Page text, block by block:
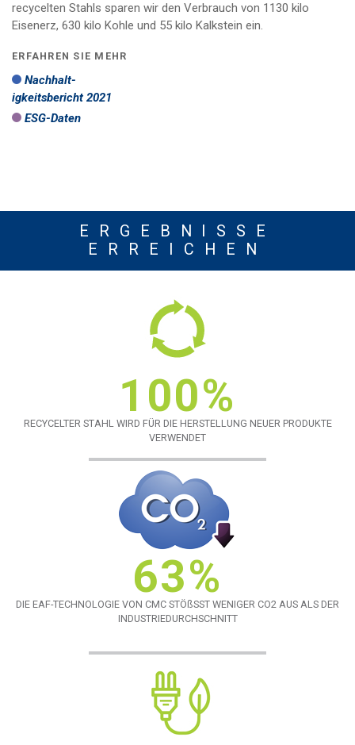
ERFAHREN SIE MEHR
Nachhalt-
igkeitsbericht 2021
ESG-Daten
recycelten Stahls sparen wir den Verbrauch von 1130 kilo
Eisenerz, 630 kilo Kohle und 55 kilo Kalkstein ein.
ERGEBNISSE
ERREICHEN
100%
RECYCELTER STAHL WIRD FÜR DIE HERSTELLUNG NEUER PRODUKTE
VERWENDET
63%
DIE EAF-TECHNOLOGIE VON CMC STÖßSST WENIGER CO2 AUS ALS DER
INDUSTRIEDURCHSCHNITT